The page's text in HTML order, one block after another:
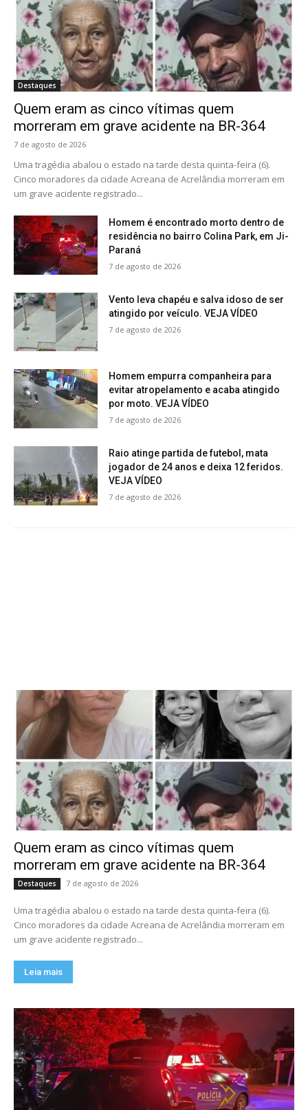
Destaques
Quem eram as cinco vítimas quem
morreram em grave acidente na BR-364
7 de agosto de 2026
Uma tragédia abalou o estado na tarde desta quinta-feira (6).
Cinco moradores da cidade Acreana de Acrelândia morreram em
um grave acidente registrado...
Homem é encontrado morto dentro de
residência no bairro Colina Park, em Ji-
Paraná
7 de agosto de 2026
Vento leva chapéu e salva idoso de ser
atingido por veículo. VEJA VÍDEO
7 de agosto de 2026
Homem empurra companheira para
evitar atropelamento e acaba atingido
por moto. VEJA VÍDEO
7 de agosto de 2026
Raio atinge partida de futebol, mata
jogador de 24 anos e deixa 12 feridos.
VEJA VÍDEO
7 de agosto de 2026
Quem eram as cinco vítimas quem
morreram em grave acidente na BR-364
Destaques 7 de agosto de 2026
Uma tragédia abalou o estado na tarde desta quinta-feira (6).
Cinco moradores da cidade Acreana de Acrelândia morreram em
um grave acidente registrado...
Leia mais